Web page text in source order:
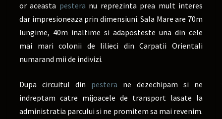
or aceasta pestera nu reprezinta prea mult interes
dar impresioneaza prin dimensiuni. Sala Mare are 70m
lungime, 40m inaltime si adaposteste una din cele
mai mari colonii de lilieci din Carpatii Orientali
numarand mii de indivizi.
Dupa circuitul din pestera ne dezechipam si ne
indreptam catre mijoacele de transport lasate la
administratia parcului si ne promitem sa mai revenim.